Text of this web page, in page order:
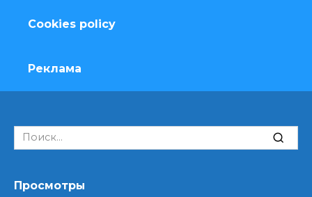
Cookies policy
Реклама
Search
for:
Просмотры